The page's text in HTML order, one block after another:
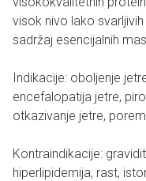
visok nivo lako
sadržaj esencijalnih
Indikacije: oboljenje
encefalopatija jetre,
otkazivanje jetre,
Kontraindikacije:
hiperlipidemija, rast,